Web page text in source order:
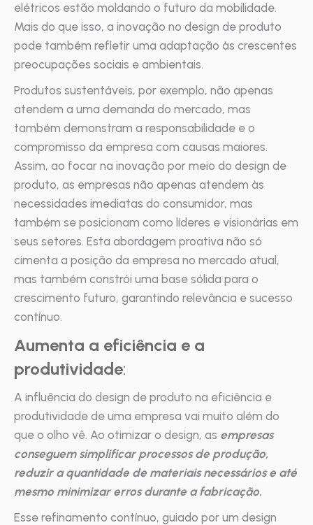
elétricos estão moldando o futuro da mobilidade.
Mais do que isso, a inovação no design de produto
pode também refletir uma adaptação às crescentes
preocupações sociais e ambientais.
Produtos sustentáveis, por exemplo, não apenas
atendem a uma demanda do mercado, mas
também demonstram a responsabilidade e o
compromisso da empresa com causas maiores.
Assim, ao focar na inovação por meio do design de
produto, as empresas não apenas atendem às
necessidades imediatas do consumidor, mas
também se posicionam como líderes e visionárias em
seus setores. Esta abordagem proativa não só
cimenta a posição da empresa no mercado atual,
mas também constrói uma base sólida para o
crescimento futuro, garantindo relevância e sucesso
contínuo.
Aumenta a eficiência e a
produtividade:
A influência do design de produto na eficiência e
produtividade de uma empresa vai muito além do
que o olho vê. Ao otimizar o design, as empresas
conseguem simplificar processos de produção,
reduzir a quantidade de materiais necessários e até
mesmo minimizar erros durante a fabricação.
Esse refinamento contínuo, guiado por um design